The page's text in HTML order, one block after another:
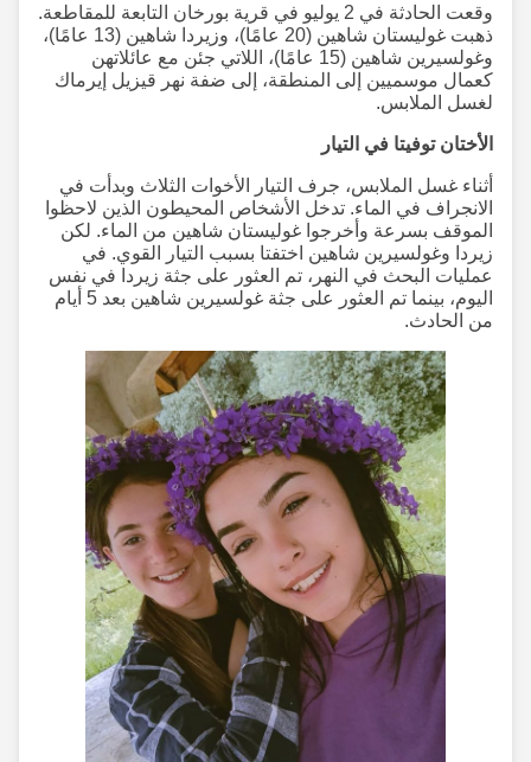
وقعت الحادثة في 2 يوليو في قرية بورخان التابعة للمقاطعة.
ذهبت غوليستان شاهين (20 عامًا)، وزيردا شاهين (13 عامًا)،
وغولسيرين شاهين (15 عامًا)، اللاتي جئن مع عائلاتهن
كعمال موسميين إلى المنطقة، إلى ضفة نهر قيزيل إيرماك
لغسل الملابس.
الأختان توفيتا في التيار
أثناء غسل الملابس، جرف التيار الأخوات الثلاث وبدأت في
الانجراف في الماء. تدخل الأشخاص المحيطون الذين لاحظوا
الموقف بسرعة وأخرجوا غوليستان شاهين من الماء. لكن
زيردا وغولسيرين شاهين اختفتا بسبب التيار القوي. في
عمليات البحث في النهر، تم العثور على جثة زيردا في نفس
اليوم، بينما تم العثور على جثة غولسيرين شاهين بعد 5 أيام
من الحادث.